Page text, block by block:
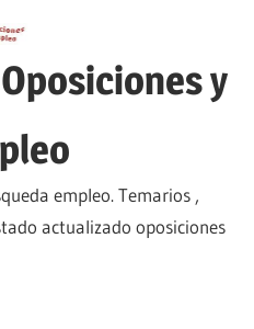
y
empleo. Temarios ,
actualizado oposiciones